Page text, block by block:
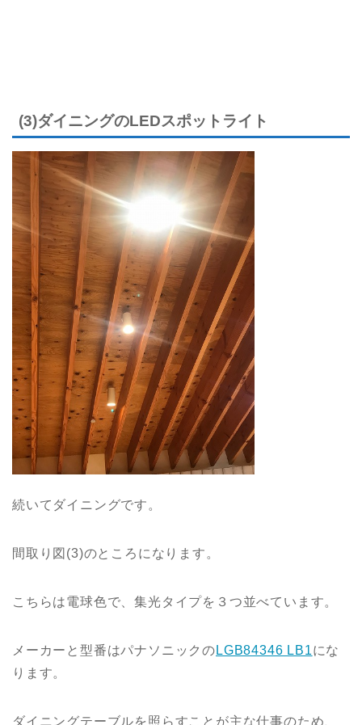
(3)ダイニングのLEDスポットライト
続いてダイニングです。
間取り図(3)のところになります。
こちらは電球色で、集光タイプを３つ並べています。
メーカーと型番はパナソニックの LGB84346 LB1にな
ります。
ダイニングテーブルを照らすことが主な仕事のため、